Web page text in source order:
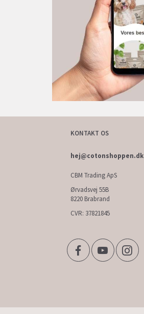
KONTAKT OS
hej@cotonshoppen.dk
CBM Trading ApS
Ørvadsvej 55B
8220 Brabrand
CVR: 37821845